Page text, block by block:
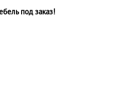
под заказ!